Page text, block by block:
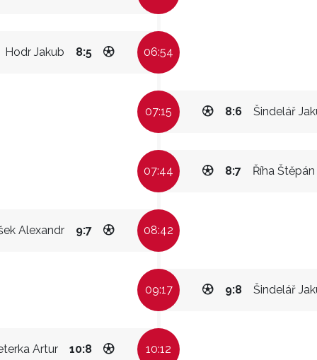
Hodr Jakub 8:5 06:54
07:15 Šindelář
8:6
07:44 Říha Štěpán
8:7
Alexandr 9:7 08:42
09:17 Šindelář
9:8
Artur 10:8 10:12